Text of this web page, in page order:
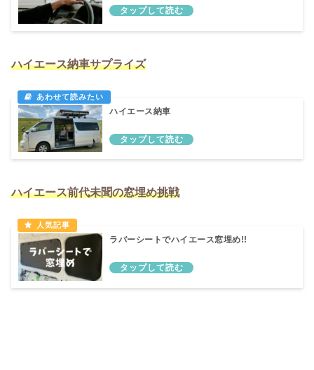
ハイエース納車サプライズ
ハイエース納車
ハイエース前代未聞の窓埋め挑戦
ラバーシートでハイエース窓埋め!!